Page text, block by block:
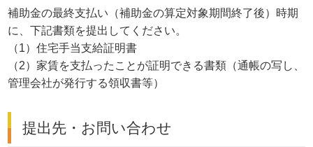
補助金の最終支払い（補助金の算定対象期間終了後）時期
に、下記書類を提出してください。
（1）住宅手当支給証明書
（2）家賃を支払ったことが証明できる書類（通帳の写し、
管理会社が発行する領収書等）
提出先・お問い合わせ